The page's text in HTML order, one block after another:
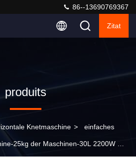
86--13690769367
Zitat
produits
Knetmaschine > einfaches
25kg der Maschinen-30L 2200W mit